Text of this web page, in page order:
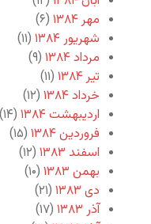
مهر ۱۳۸۴
(۶)
شهریور ۱۳۸۴
(۱۱)
مرداد ۱۳۸۴
(۹)
تیر ۱۳۸۴
(۱۱)
خرداد ۱۳۸۴
(۱۲)
اردیبهشت ۱۳۸۴
(۱۴)
فروردین ۱۳۸۴
(۱۵)
اسفند ۱۳۸۳
(۱۲)
بهمن ۱۳۸۳
(۱۰)
دی ۱۳۸۳
(۲۱)
آذر ۱۳۸۳
(۱۷)